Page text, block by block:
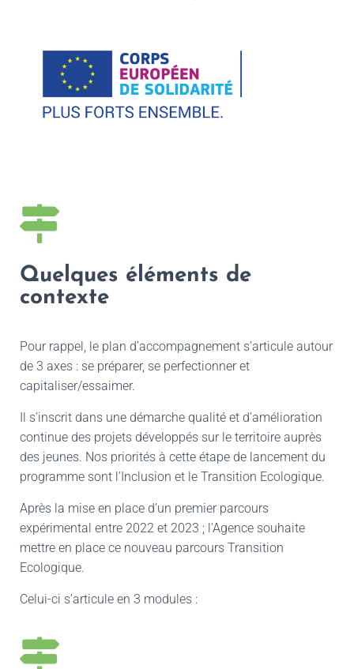
Quelques éléments de
contexte
Pour rappel, le plan d’accompagnement s’articule autour
de 3 axes : se préparer, se perfectionner et
capitaliser/essaimer.
Il s’inscrit dans une démarche qualité et d’amélioration
continue des projets développés sur le territoire auprès
des jeunes. Nos priorités à cette étape de lancement du
programme sont l’Inclusion et le Transition Ecologique.
Après la mise en place d’un premier parcours
expérimental entre 2022 et 2023 ; l’Agence souhaite
mettre en place ce nouveau parcours Transition
Ecologique.
Celui-ci s’articule en 3 modules :